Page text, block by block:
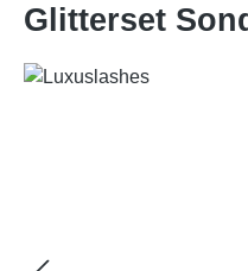
Glitterset